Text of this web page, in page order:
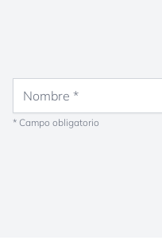
* Campo obligatorio